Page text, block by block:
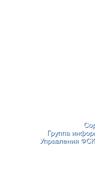
Группа
Управления